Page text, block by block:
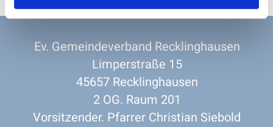
Ev. Gemeindeverband Recklinghausen
Limperstraße 15
45657 Recklinghausen
2 OG. Raum 201
Vorsitzender. Pfarrer Christian Siebold